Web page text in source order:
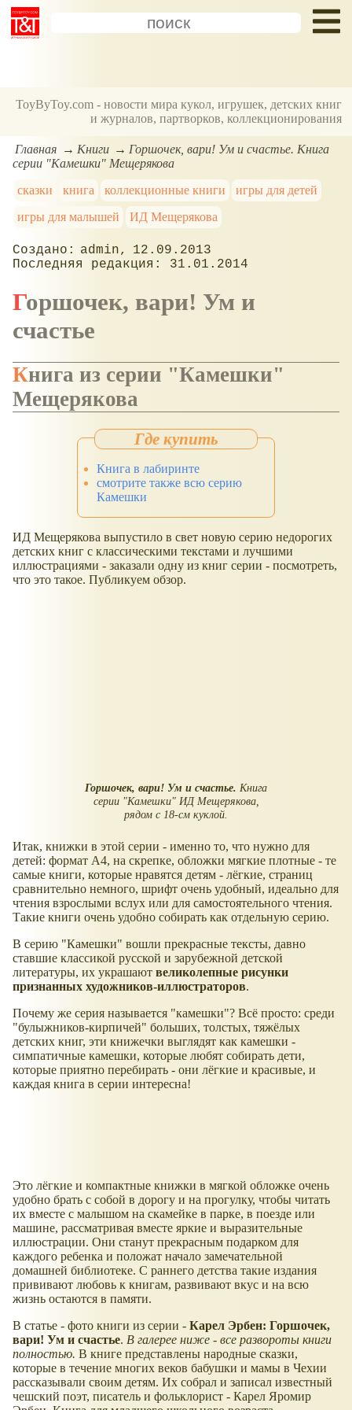
ToyByToy.com - новости мира кукол, игрушек, детских книг
и журналов, партворков, коллекционирования
Главная Книги
Горшочек, вари! Ум и счастье. Книга
серии "Камешки" Мещерякова
сказки
книга коллекционные книги
игры для детей
игры для малышей
ИД Мещерякова
admin
12.09.2013
31.01.2014
Горшочек, вари! Ум и
счастье
Книга из серии "Камешки"
Мещерякова
Книга в лабиринте
смотрите также всю серию
Камешки
ИД Мещерякова выпустило в свет новую серию недорогих
детских книг с классическими текстами и лучшими
иллюстрациями - заказали одну из книг серии - посмотреть,
что это такое. Публикуем обзор.
Горшочек, вари! Ум и счастье. Книга
серии "Камешки" ИД Мещерякова,
рядом с 18-см куклой.
Итак, книжки в этой серии - именно то, что нужно для
детей: формат А4, на скрепке, обложки мягкие плотные - те
самые книги, которые нравятся детям - лёгкие, страниц
сравнительно немного, шрифт очень удобный, идеально для
чтения взрослыми вслух или для самостоятельного чтения.
Такие книги очень удобно собирать как отдельную серию.
В серию "Камешки" вошли прекрасные тексты, давно
ставшие классикой русской и зарубежной детской
литературы, их украшают великолепные рисунки
признанных художников-иллюстраторов.
Почему же серия называется "камешки"? Всё просто: среди
"булыжников-кирпичей" больших, толстых, тяжёлых
детских книг, эти книжечки выглядят как камешки -
симпатичные камешки, которые любят собирать дети,
которые приятно перебирать - они лёгкие и красивые, и
каждая книга в серии интересна!
Это лёгкие и компактные книжки в мягкой обложке очень
удобно брать с собой в дорогу и на прогулку, чтобы читать
их вместе с малышом на скамейке в парке, в поезде или
машине, рассматривая вместе яркие и выразительные
иллюстрации. Они станут прекрасным подарком для
каждого ребенка и положат начало замечательной
домашней библиотеке. С раннего детства такие издания
прививают любовь к книгам, развивают вкус и на всю
жизнь остаются в памяти.
В статье - фото книги из серии - Карел Эрбен: Горшочек,
вари! Ум и счастье. В галерее ниже - все развороты книги
полностью. В книге представлены народные сказки,
которые в течение многих веков бабушки и мамы в Чехии
рассказывали своим детям. Их собрал и записал известный
чешский поэт, писатель и фольклорист - Карел Яромир